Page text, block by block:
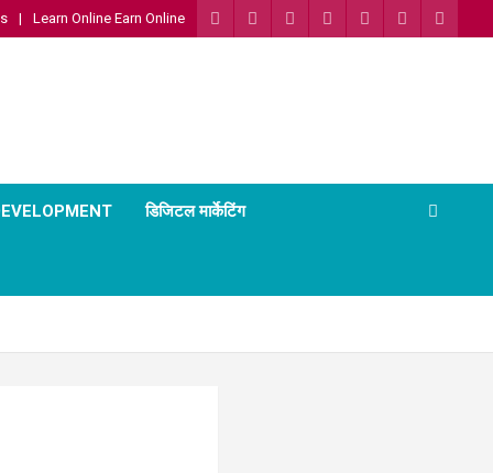
Learn Online Earn Online
डिजिटल मार्केटिंग